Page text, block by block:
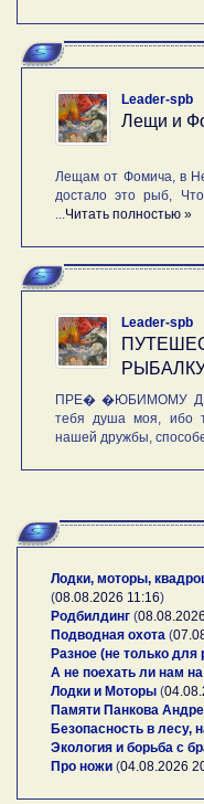
Leader-spb
Лещи и
Лещам от Фомича, в
достало это рыб,
Читать полностью »
Leader-spb
ПРЕ� �ЮБИМОМУ
тебя душа моя, ибо
нашей дружбы,
Лодки, моторы,
(08.08.2026 11:16)
Родбилдинг (
Подводная охота (
Разное (не только для
А не поехать ли нам
Лодки и Моторы (
Памяти Панкова
Безопасность в лесу,
Экология и борьба с
Про ножи (04.08.2026